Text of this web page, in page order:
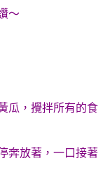
～
瓜，攪拌所有的食
奔放著，一口接著